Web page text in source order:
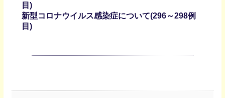
目)
新型コロナウイルス感染症について(296～298例
目)